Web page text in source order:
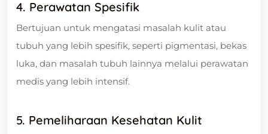
4. Perawatan Spesifik
Bertujuan untuk mengatasi masalah kulit atau
tubuh yang lebih spesifik, seperti pigmentasi, bekas
luka, dan masalah tubuh lainnya melalui perawatan
medis yang lebih intensif.
5. Pemeliharaan Kesehatan Kulit